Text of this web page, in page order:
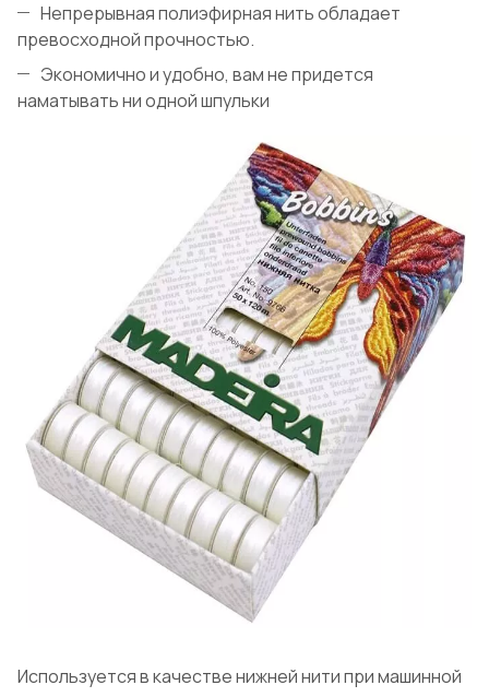
Непрерывная полиэфирная нить обладает
превосходной прочностью.
Экономично и удобно, вам не придется
наматывать ни одной шпульки
Используется в качестве нижней нити при машинной